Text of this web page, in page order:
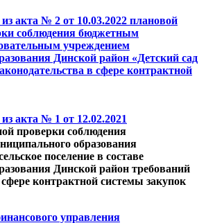
акта № 2 от 10.03.2022 плановой
соблюдения бюджетным
учреждением
Динской район «Детский сад
в сфере контрактной
акта № 1 от 12.02.2021
проверки соблюдения
образования
поселение в составе
Динской район требований
сфере контрактной системы закупок
управления